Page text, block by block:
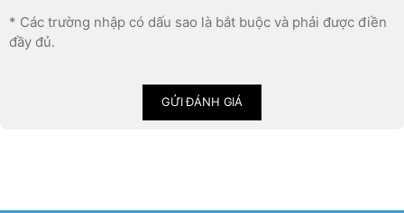
* Các trường nhập có dấu sao là bắt buộc và phải được điền
đầy đủ.
GỬI ĐÁNH GIÁ